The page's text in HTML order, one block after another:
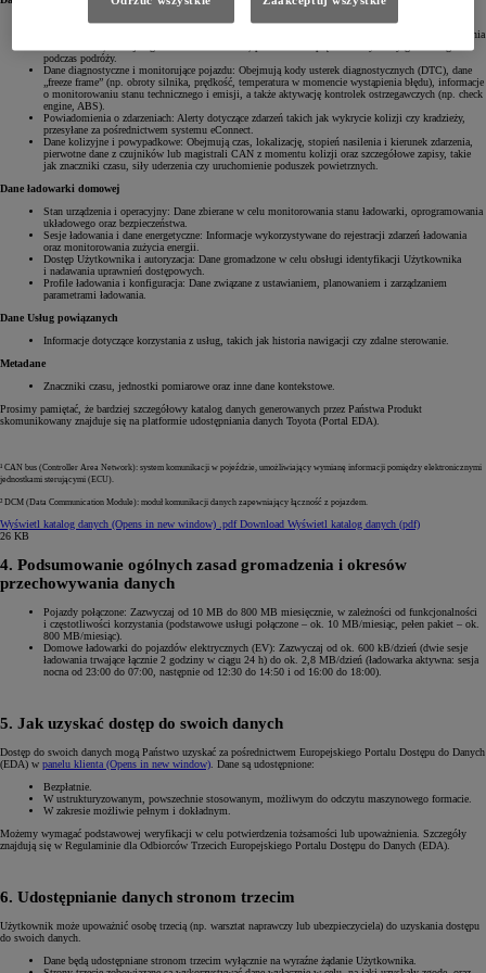
Dane dotyczące podróży: Informacje z magistrali CAN¹, obejmujące czas rozpoczęcia/zakończenia
podróży, dystans oraz styl jazdy. Podsumowania z DCM² zawierają dane GPS, prędkość, czas trwania
podczas podróży.
Dane diagnostyczne i monitorujące pojazdu: Obejmują kody usterek diagnostycznych (DTC), dane
„freeze frame” (np. obroty silnika, prędkość, temperatura w momencie wystąpienia błędu), informacje
o monitorowaniu stanu technicznego i emisji, a także aktywację kontrolek ostrzegawczych (np. check
engine, ABS).
Powiadomienia o zdarzeniach: Alerty dotyczące zdarzeń takich jak wykrycie kolizji czy kradzieży,
przesyłane za pośrednictwem systemu eConnect.
Dane kolizyjne i powypadkowe: Obejmują czas, lokalizację, stopień nasilenia i kierunek zdarzenia,
pierwotne dane z czujników lub magistrali CAN z momentu kolizji oraz szczegółowe zapisy, takie
jak znaczniki czasu, siły uderzenia czy uruchomienie poduszek powietrznych.
Dane ładowarki domowej
Stan urządzenia i operacyjny: Dane zbierane w celu monitorowania stanu ładowarki, oprogramowania
układowego oraz bezpieczeństwa.
Sesje ładowania i dane energetyczne: Informacje wykorzystywane do rejestracji zdarzeń ładowania
oraz monitorowania zużycia energii.
Dostęp Użytkownika i autoryzacja: Dane gromadzone w celu obsługi identyfikacji Użytkownika
i nadawania uprawnień dostępowych.
Profile ładowania i konfiguracja: Dane związane z ustawianiem, planowaniem i zarządzaniem
parametrami ładowania.
Dane Usług powiązanych
Informacje dotyczące korzystania z usług, takich jak historia nawigacji czy zdalne sterowanie.
Metadane
Znaczniki czasu, jednostki pomiarowe oraz inne dane kontekstowe.
Prosimy pamiętać, że bardziej szczegółowy katalog danych generowanych przez Państwa Produkt
skomunikowany znajduje się na platformie udostępniania danych Toyota (Portal EDA).
¹ CAN bus (Controller Area Network): system komunikacji w pojeździe, umożliwiający wymianę informacji pomiędzy elektronicznymi
jednostkami sterującymi (ECU).
² DCM (Data Communication Module): moduł komunikacji danych zapewniający łączność z pojazdem.
Wyświetl katalog danych (Opens in new window) .pdfDownload Wyświetl katalog danych (pdf)
26 KB
4. Podsumowanie ogólnych zasad gromadzenia i okresów
przechowywania danych
Pojazdy połączone: Zazwyczaj od 10 MB do 800 MB miesięcznie, w zależności od funkcjonalności
i częstotliwości korzystania (podstawowe usługi połączone – ok. 10 MB/miesiąc, pełen pakiet – ok.
800 MB/miesiąc).
Domowe ładowarki do pojazdów elektrycznych (EV): Zazwyczaj od ok. 600 kB/dzień (dwie sesje
ładowania trwające łącznie 2 godziny w ciągu 24 h) do ok. 2,8 MB/dzień (ładowarka aktywna: sesja
nocna od 23:00 do 07:00, następnie od 12:30 do 14:50 i od 16:00 do 18:00).
5. Jak uzyskać dostęp do swoich danych
Dostęp do swoich danych mogą Państwo uzyskać za pośrednictwem Europejskiego Portalu Dostępu do Danych
(EDA) w panelu klienta (Opens in new window) . Dane są udostępnione:
Bezpłatnie.
W ustrukturyzowanym, powszechnie stosowanym, możliwym do odczytu maszynowego formacie.
W zakresie możliwie pełnym i dokładnym.
Możemy wymagać podstawowej weryfikacji w celu potwierdzenia tożsamości lub upoważnienia. Szczegóły
znajdują się w Regulaminie dla Odbiorców Trzecich Europejskiego Portalu Dostępu do Danych (EDA).
6. Udostępnianie danych stronom trzecim
Użytkownik może upoważnić osobę trzecią (np. warsztat naprawczy lub ubezpieczyciela) do uzyskania dostępu
do swoich danych.
Dane będą udostępniane stronom trzecim wyłącznie na wyraźne żądanie Użytkownika.